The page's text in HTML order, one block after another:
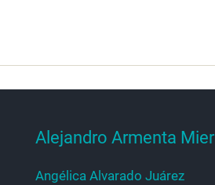
Alejandro Armenta Mier
Angélica Alvarado Juárez